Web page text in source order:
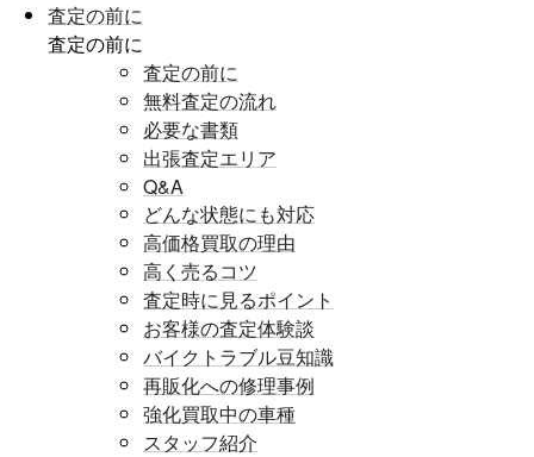
査定の前に
査定の前に
査定の前に
無料査定の流れ
必要な書類
出張査定エリア
Q&A
どんな状態にも対応
高価格買取の理由
高く売るコツ
査定時に見るポイント
お客様の査定体験談
バイクトラブル豆知識
再販化への修理事例
強化買取中の車種
スタッフ紹介